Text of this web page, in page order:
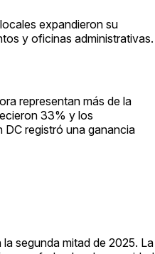
expandieron su
y oficinas administrativas.
representan más de la
33% y los
registró una ganancia
segunda mitad de 2025. La